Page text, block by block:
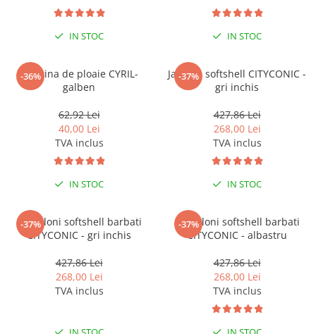
Veste de lucru
Impermeabila
Combinezoane de lucru
impermeabile
Costume de ploaie impermeabile
Jachete / Bluze salopeta
Pantaloni impermeabili
Pelerine de ploaie
Veste de lucru
Industria alimentara
Pantaloni de lucru
Sorturi impermeabile
Pantaloni de lucru in talie
Pentru sudura
IN STOC IN STOC
-36%
Pelerina de ploaie CYRIL-
galben
62,92 Lei
40,00 Lei
TVA inclus
IN STOC
-37%
Jacheta softshell CITYCONIC -
gri inchis
427,86 Lei
268,00 Lei
TVA inclus
IN STOC
-37%
Pantaloni softshell barbati
CITYCONIC - gri inchis
427,86 Lei
268,00 Lei
TVA inclus
-37%
Pantaloni softshell barbati
CITYCONIC - albastru
427,86 Lei
268,00 Lei
TVA inclus